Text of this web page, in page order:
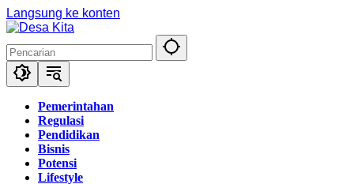
Langsung ke konten
Pemerintahan
Regulasi
Pendidikan
Bisnis
Potensi
Lifestyle